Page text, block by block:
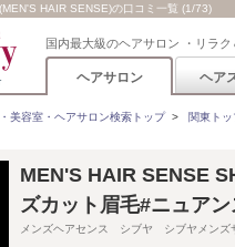
HAIR SENSE)の口コミ一覧 (1/73)
国内最大級のヘアサロン ・リラ
ヘアサロン ヘア
美容室・ヘアサロン検索トップ> 関東トッ
MEN'S HAIR SENSE
ズカット眉毛#ニュア
メンズヘアセンス シブヤ シブヤメンズ